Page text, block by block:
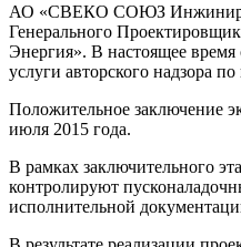
АО «СВЕКО СОЮЗ
Генерального
Энергия». В настоящее
услуги авторского надзора
Положительное заключение
июля 2015 года.
В рамках заключительного
контролируют
исполнительной